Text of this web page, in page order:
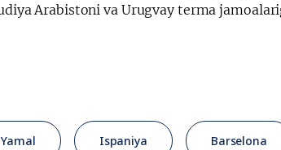
Arabistoni va Urugvay terma
Ispaniya Barselona